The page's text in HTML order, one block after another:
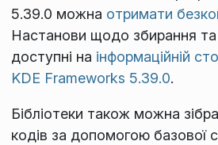
5.39.0 можна отримати
Настанови щодо збирання
доступні на інформаційній
KDE Frameworks 5.39.0.
Бібліотеки також можна
кодів за допомогою базової